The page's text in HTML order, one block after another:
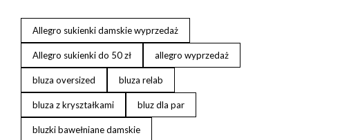
Allegro sukienki damskie wyprzedaż
Allegro sukienki do 50 zł allegro wyprzedaż
bluza oversized bluza relab
bluza z kryształkami bluz dla par
bluzki bawełniane damskie